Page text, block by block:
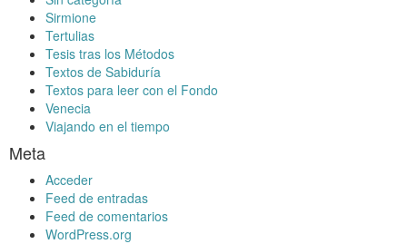
Sirmione
Tertulias
Tesis tras los Métodos
Textos de Sabiduría
Textos para leer con el Fondo
Venecia
Viajando en el tiempo
Meta
Acceder
Feed de entradas
Feed de comentarios
WordPress.org